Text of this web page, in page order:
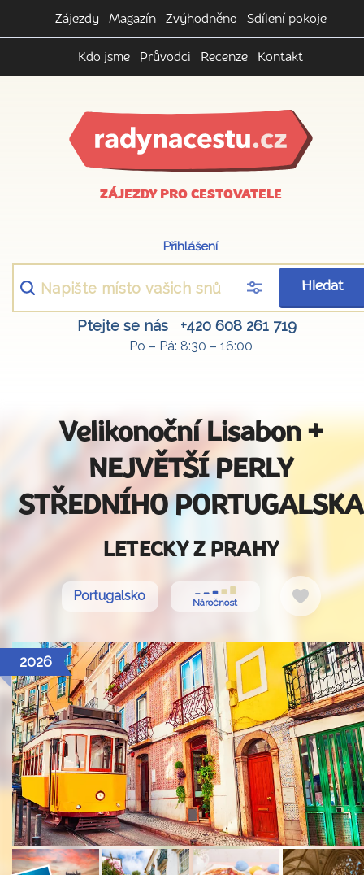
Zájezdy Magazín Zvýhodněno Sdílení pokoje
Kdo jsme Průvodci Recenze Kontakt
ZÁJEZDY PRO CESTOVATELE
Přihlášení
Hledat
Ptejte se nás +420 608 261 719
Po – Pá: 8:30 – 16:00
Velikonoční Lisabon +
NEJVĚTŠÍ PERLY
STŘEDNÍHO PORTUGALSKA
LETECKY Z PRAHY
Portugalsko Náročnost
Do
2026